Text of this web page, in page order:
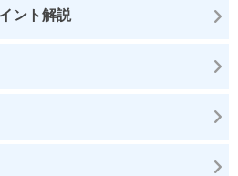
ント解説